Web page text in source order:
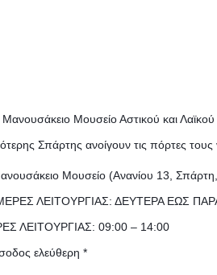
Μουσείο Αστικού και
Σπάρτης ανοίγουν τις πόρτες τους
Μουσείο (Ανανίου 13,
ΛΕΙΤΟΥΡΓΙΑΣ: ΔΕΥΤΕΡΑ ΕΩΣ
ΛΕΙΤΟΥΡΓΙΑΣ: 09:00 – 14:00
ελεύθερη *